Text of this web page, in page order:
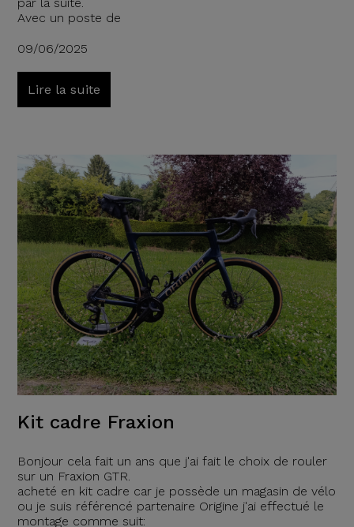
Avec un poste de
09/06/2025
Lire la suite
Kit cadre Fraxion
Bonjour cela fait un ans que j'ai fait le choix de rouler
sur un Fraxion GTR.
acheté en kit cadre car je possède un magasin de vélo
ou je suis référencé partenaire Origine j'ai effectué le
montage comme suit: